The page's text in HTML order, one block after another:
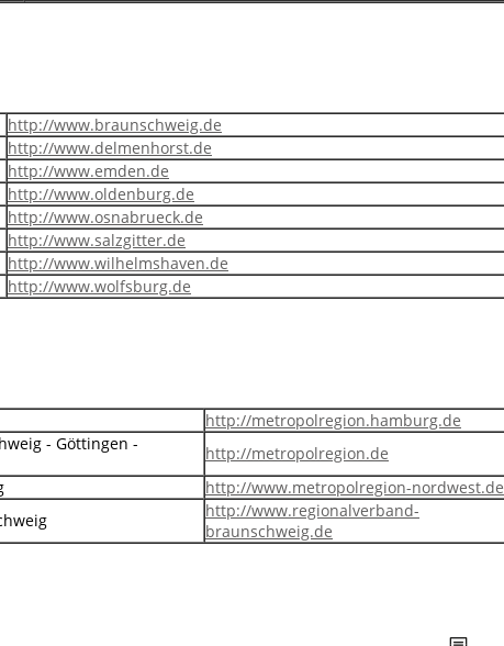
http://www.braunschweig.de
http://www.delmenhorst.de
http://www.emden.de
http://www.oldenburg.de
http://www.osnabrueck.de
http://www.salzgitter.de
http://www.wilhelmshaven.de
http://www.wolfsburg.de
http://metropolregion.hamburg.de
- Göttingen -
http://metropolregion.de
http://www.metropolregion-nordwest.de
http://www.regionalverband-
braunschweig.de